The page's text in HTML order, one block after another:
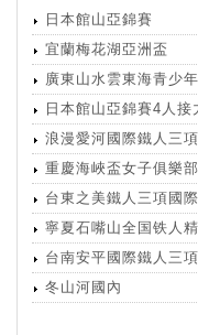
日本館山亞錦賽
宜蘭梅花湖亞洲盃
廣東山水雲東海青少
日本館山亞錦賽4人接
浪漫愛河國際鐵人三項
重慶海峽盃女子俱樂
台東之美鐵人三項國
寧夏石嘴山全国铁人
台南安平國際鐵人三項
冬山河國內